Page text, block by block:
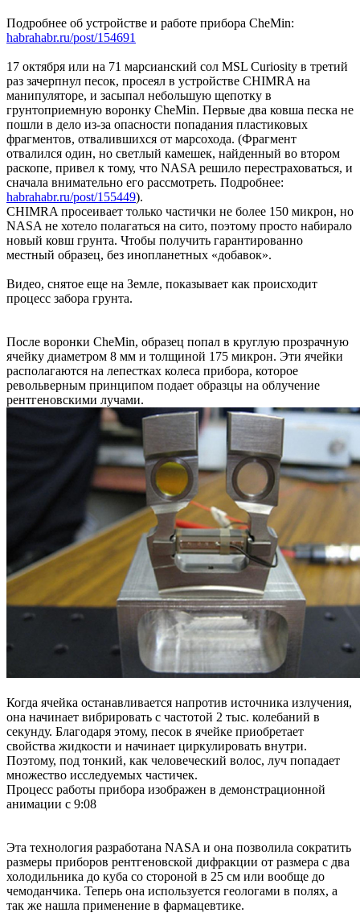
Подробнее об устройстве и работе прибора CheMin:
habrahabr.ru/post/154691
17 октября или на 71 марсианский сол MSL Curiosity в третий
раз зачерпнул песок, просеял в устройстве CHIMRA на
манипуляторе, и засыпал небольшую щепотку в
грунтоприемную воронку CheMin. Первые два ковша песка не
пошли в дело из-за опасности попадания пластиковых
фрагментов, отвалившихся от марсохода. (Фрагмент
отвалился один, но светлый камешек, найденный во втором
раскопе, привел к тому, что NASA решило перестраховаться, и
сначала внимательно его рассмотреть. Подробнее:
habrahabr.ru/post/155449).
CHIMRA просеивает только частички не более 150 микрон, но
NASA не хотело полагаться на сито, поэтому просто набирало
новый ковш грунта. Чтобы получить гарантированно
местный образец, без инопланетных «добавок».
Видео, снятое еще на Земле, показывает как происходит
процесс забора грунта.
После воронки CheMin, образец попал в круглую прозрачную
ячейку диаметром 8 мм и толщиной 175 микрон. Эти ячейки
располагаются на лепестках колеса прибора, которое
револьверным принципом подает образцы на облучение
рентгеновскими лучами.
Когда ячейка останавливается напротив источника излучения,
она начинает вибрировать с частотой 2 тыс. колебаний в
секунду. Благодаря этому, песок в ячейке приобретает
свойства жидкости и начинает циркулировать внутри.
Поэтому, под тонкий, как человеческий волос, луч попадает
множество исследуемых частичек.
Процесс работы прибора изображен в демонстрационной
анимации с 9:08
Эта технология разработана NASA и она позволила сократить
размеры приборов рентгеновской дифракции от размера с два
холодильника до куба со стороной в 25 см или вообще до
чемоданчика. Теперь она используется геологами в полях, а
так же нашла применение в фармацевтике.